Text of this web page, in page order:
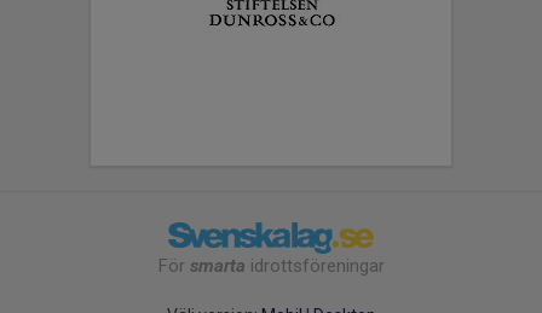
För smarta idrottsföreningar